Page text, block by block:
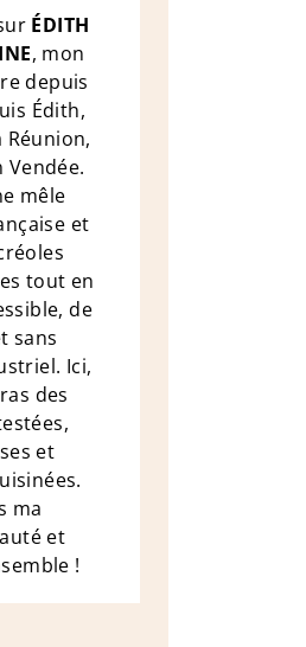
ÉDITH
, mon
depuis
Édith,
Réunion,
Vendée.
mêle
et
tout en
de
sans
Ici,
des
et
ma
et
!